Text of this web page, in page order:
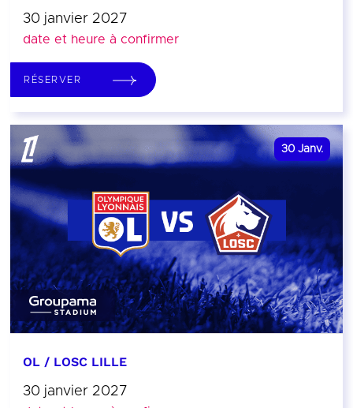
30 janvier 2027
date et heure à confirmer
RÉSERVER
30 Janv.
OL / LOSC LILLE
30 janvier 2027